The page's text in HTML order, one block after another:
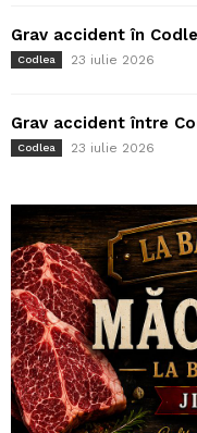
Grav accident în
Codlea 23 iulie 2026
Grav accident între
Codlea 23 iulie 2026